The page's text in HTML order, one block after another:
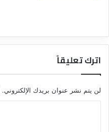
اترك تعليقاً
لن يتم نشر عنوان بريدك الإلكتروني.